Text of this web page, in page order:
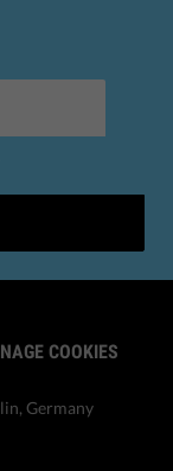
COOKIES
Germany